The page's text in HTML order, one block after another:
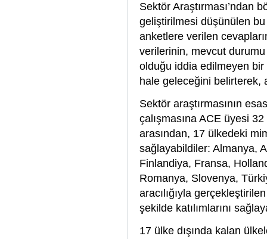
Sektör Araştırması’ndan
geliştirilmesi düşünülen
anketlere verilen
verilerinin, mevcut
olduğu iddia edilmeyen bir
hale geleceğini belirterek,
Sektör araştırmasının
çalışmasına ACE üyesi
arasından, 17 ülkedeki
sağlayabildiler: Almanya,
Finlandiya, Fransa,
Romanya, Slovenya,
aracılığıyla
şekilde katılımlarını
17 ülke dışında kalan